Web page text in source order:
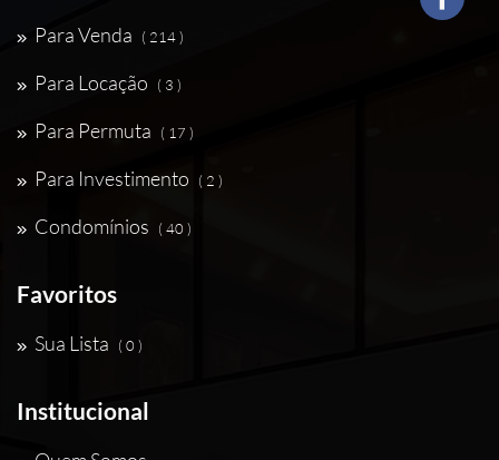
Para Venda ( 214 )
Para Locação ( 3 )
Para Permuta ( 17 )
Para Investimento ( 2 )
Condomínios ( 40 )
Favoritos
Sua Lista ( 0 )
Institucional